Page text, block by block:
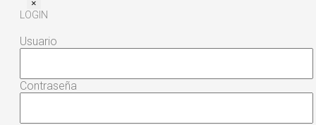
×
LOGIN
Usuario
Contraseña